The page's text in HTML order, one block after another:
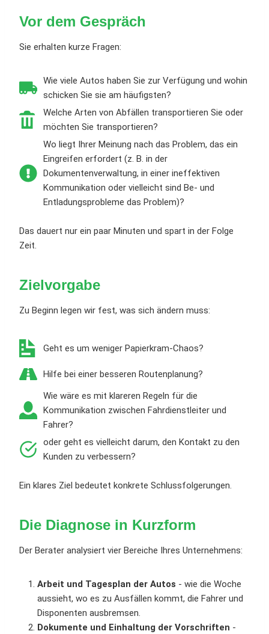
Vor dem Gespräch
Sie erhalten kurze Fragen:
Wie viele Autos haben Sie zur Verfügung und wohin
schicken Sie sie am häufigsten?
Welche Arten von Abfällen transportieren Sie oder
möchten Sie transportieren?
Wo liegt Ihrer Meinung nach das Problem, das ein
Eingreifen erfordert (z. B. in der
Dokumentenverwaltung, in einer ineffektiven
Kommunikation oder vielleicht sind Be- und
Entladungsprobleme das Problem)?
Das dauert nur ein paar Minuten und spart in der Folge
Zeit.
Zielvorgabe
Zu Beginn legen wir fest, was sich ändern muss:
Geht es um weniger Papierkram-Chaos?
Hilfe bei einer besseren Routenplanung?
Wie wäre es mit klareren Regeln für die
Kommunikation zwischen Fahrdienstleiter und
Fahrer?
oder geht es vielleicht darum, den Kontakt zu den
Kunden zu verbessern?
Ein klares Ziel bedeutet konkrete Schlussfolgerungen.
Die Diagnose in Kurzform
Der Berater analysiert vier Bereiche Ihres Unternehmens:
Arbeit und Tagesplan der Autos - wie die Woche
aussieht, wo es zu Ausfällen kommt, die Fahrer und
Disponenten ausbremsen.
Dokumente und Einhaltung der Vorschriften -